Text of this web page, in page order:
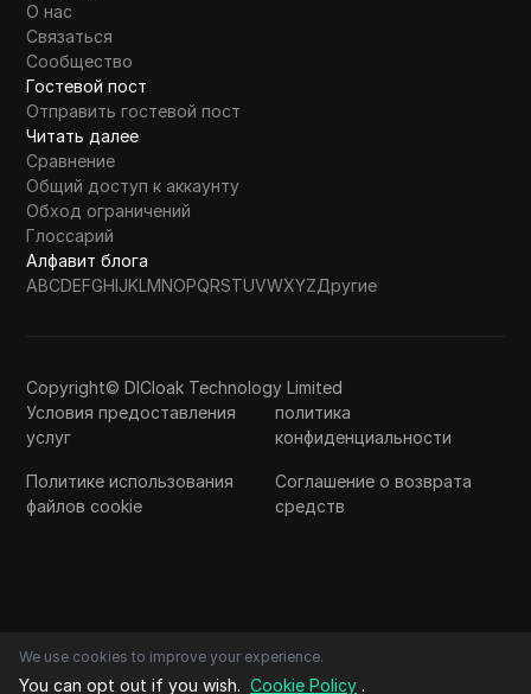
О нас
Связаться
Сообщество
Гостевой пост
Отправить гостевой пост
Читать далее
Сравнение
Общий доступ к аккаунту
Обход ограничений
Глоссарий
Алфавит блога
ABCDEFGHIJKLMNOPQRSTUVWXYZДругие
Copyright© DICloak Technology Limited
Условия предоставления
услуг
политика
конфиденциальности
Политике использования
файлов cookie
Соглашение о возврата
средств
We use cookies to improve your experience.
You can opt out if you wish. Cookie Policy .